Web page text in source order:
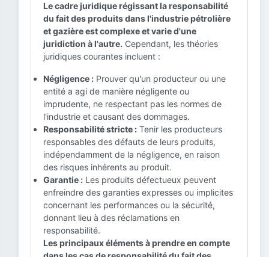
Le cadre juridique régissant la responsabilité
du fait des produits dans l'industrie pétrolière
et gazière est complexe et varie d'une
juridiction à l'autre. Cependant, les théories
juridiques courantes incluent :
Négligence : Prouver qu'un producteur ou une
entité a agi de manière négligente ou
imprudente, ne respectant pas les normes de
l'industrie et causant des dommages.
Responsabilité stricte : Tenir les producteurs
responsables des défauts de leurs produits,
indépendamment de la négligence, en raison
des risques inhérents au produit.
Garantie : Les produits défectueux peuvent
enfreindre des garanties expresses ou implicites
concernant les performances ou la sécurité,
donnant lieu à des réclamations en
responsabilité.
Les principaux éléments à prendre en compte